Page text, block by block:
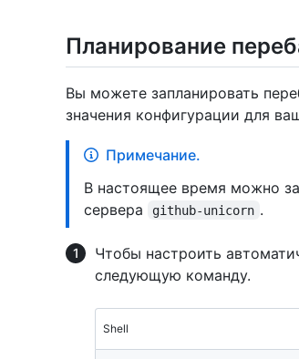
Планирование
Вы можете запланировать
значения конфигурации для
Примечание.
В настоящее время можно
сервера
github-unicorn .
Чтобы настроить
следующую команду.
Shell